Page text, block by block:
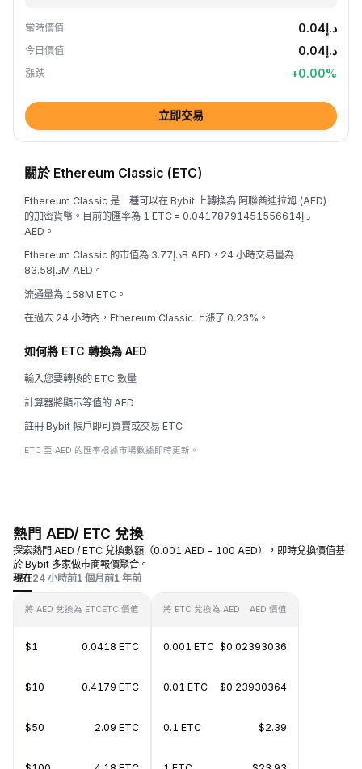
當時價值 د.إ0.04
今日價值 د.إ0.04
漲跌 +0.00%
立即交易
關於 Ethereum Classic (ETC)
Ethereum Classic 是一種可以在 Bybit 上轉換為 阿聯酋迪拉姆 (AED)
的加密貨幣。目前的匯率為 1 ETC = د.إ0.04178791451556614
AED。
Ethereum Classic 的市值為 د.إ3.77B AED，24 小時交易量為
د.إ83.58M AED。
流通量為 158M ETC。
在過去 24 小時內，Ethereum Classic 上漲了 0.23%。
如何將 ETC 轉換為 AED
輸入您要轉換的 ETC 數量
計算器將顯示等值的 AED
註冊 Bybit 帳戶即可買賣或交易 ETC
ETC 至 AED 的匯率根據市場數據即時更新。
熱門 AED/ ETC 兌換
探索熱門 AED / ETC 兌換數額（0.001 AED - 100 AED），即時兌換價值基
於 Bybit 多家做市商報價聚合。
現在24 小時前1 個月前1 年前
將 AED 兌換為 ETCETC 價值
$1 0.0418 ETC
$10 0.4179 ETC
$50 2.09 ETC
將 ETC 兌換為 AED AED 價值
0.001 ETC $0.02393036
0.01 ETC $0.23930364
0.1 ETC $2.39